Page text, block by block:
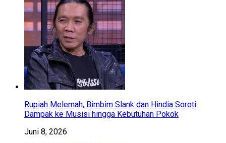
Rupiah Melemah, Bimbim Slank dan Hindia Soroti
Dampak ke Musisi hingga Kebutuhan Pokok
Juni 8, 2026